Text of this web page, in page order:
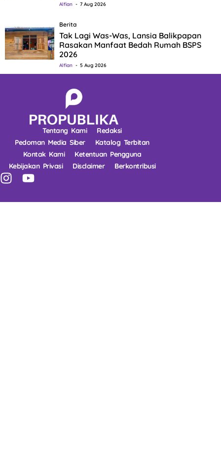
Alfian 7 Aug 2026
Berita
Tak Lagi Was-Was, Lansia Balikpapan
Rasakan Manfaat Bedah Rumah BSPS
2026
Alfian 5 Aug 2026
Tentang Kami
Redaksi
Pedoman Media Siber
Katalog Terbitan
Kontak Kami
Ketentuan Pengguna
Kebijakan Privasi
Disclaimer Berkontribusi